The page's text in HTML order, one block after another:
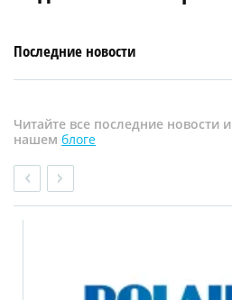
Последние новости
Читайте все последние новости и
нашем блоге